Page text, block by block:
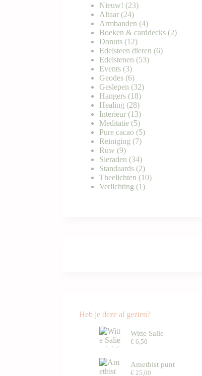
Nieuw! 2323
Altaar 2424
producten
Armbanden 44
producten
Boeken & carddecks 22
Donuts 1212
producten
Edelsteen dieren 66
Edelstenen 5353
Events 33
producten
Geodes 66
producten
Geslepen 3232
producten
Hangers 1818
producten
Healing 2828
producten
Interieur 1313
producten
Meditatie 55
producten
Pure cacao 55
Reiniging 77
Ruw 99
producten
Sieraden 3434
producten
Standaards 22
producten
Theelichten 1010
Verlichting 11
Heb je deze al gezien?
Witte Salie
€6,50
Amethist punt
€25,00